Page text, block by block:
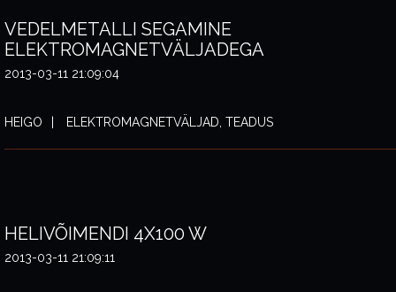
VEDELMETALLI SEGAMINE
ELEKTROMAGNETVÄLJADEGA
2013-03-11 21:09:04
HEIGO ELEKTROMAGNETVÄLJAD, TEADUS
HELIVÕIMENDI 4X100 W
2013-03-11 21:09:11